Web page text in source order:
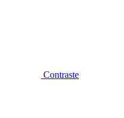
Contraste